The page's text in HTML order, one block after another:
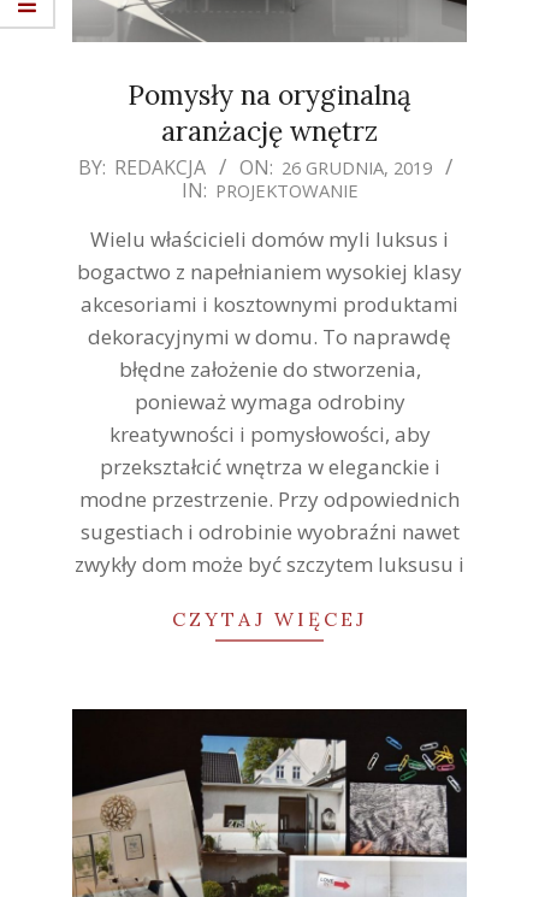
Pomysły na oryginalną
aranżację wnętrz
2019-
26
BY: REDAKCJA ON: 26 GRUDNIA, 2019
IN: PROJEKTOWANIE
Wielu właścicieli domów myli luksus i
bogactwo z napełnianiem wysokiej klasy
akcesoriami i kosztownymi produktami
dekoracyjnymi w domu. To naprawdę
błędne założenie do stworzenia,
ponieważ wymaga odrobiny
kreatywności i pomysłowości, aby
przekształcić wnętrza w eleganckie i
modne przestrzenie. Przy odpowiednich
sugestiach i odrobinie wyobraźni nawet
zwykły dom może być szczytem luksusu i
CZYTAJ WIĘCEJ